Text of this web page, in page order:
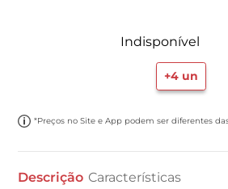
Indisponível
+4 un
*Preços no Site e App podem ser diferentes
Descrição Características